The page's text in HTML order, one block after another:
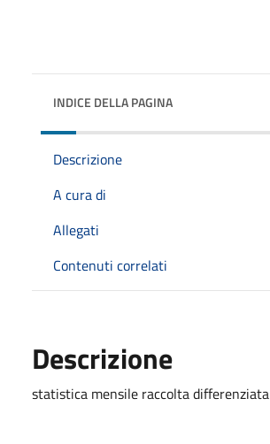
INDICE DELLA PAGINA
Descrizione
A cura di
Allegati
Contenuti correlati
Descrizione
statistica mensile raccolta differenziata